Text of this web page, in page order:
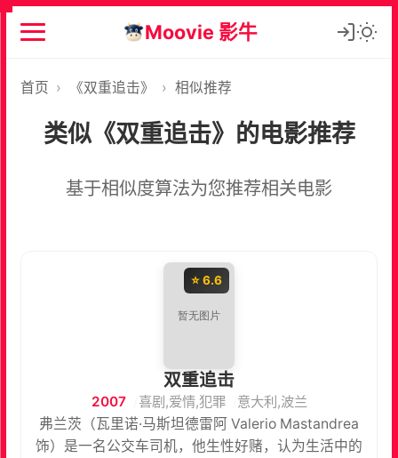
Moovie 影牛
首页 › 《双重追击》 › 相似推荐
类似《双重追击》的电影推荐
基于相似度算法为您推荐相关电影
⭐ 6.6
双重追击
2007 喜剧,爱情,犯罪
意大利,波兰
弗兰茨（瓦里诺·马斯坦德雷阿 Valerio Mastandrea
饰）是一名公交车司机，他生性好赌，认为生活中的